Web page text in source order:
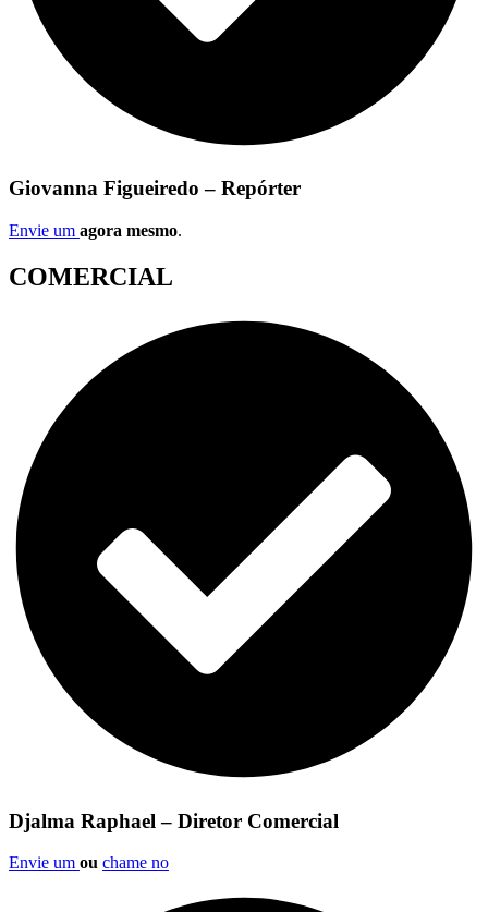
Giovanna Figueiredo – Repórter
Envie um agora mesmo.
COMERCIAL
Djalma Raphael – Diretor Comercial
Envie um ou chame no